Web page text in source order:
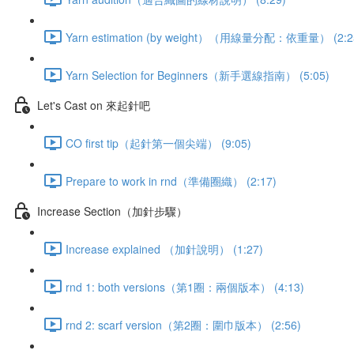
Yarn estimation (by weight）（用線量分配：依重量）
Yarn Selection for Beginners（新手選線指南） (5:05)
Let's Cast on 來起針吧
CO first tip（起針第一個尖端） (9:05)
Prepare to work in rnd（準備圈織） (2:17)
Increase Section（加針步驟）
Increase explained （加針說明） (1:27)
rnd 1: both versions（第1圈：兩個版本） (4:13)
rnd 2: scarf version（第2圈：圍巾版本） (2:56)